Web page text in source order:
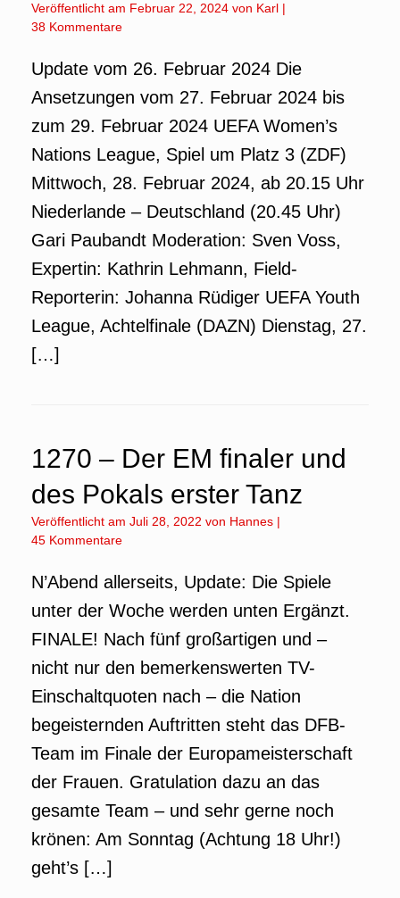
Veröffentlicht am Februar 22, 2024 von Karl |
38 Kommentare
Update vom 26. Februar 2024 Die
Ansetzungen vom 27. Februar 2024 bis
zum 29. Februar 2024 UEFA Women’s
Nations League, Spiel um Platz 3 (ZDF)
Mittwoch, 28. Februar 2024, ab 20.15 Uhr
Niederlande – Deutschland (20.45 Uhr)
Gari Paubandt Moderation: Sven Voss,
Expertin: Kathrin Lehmann, Field-
Reporterin: Johanna Rüdiger UEFA Youth
League, Achtelfinale (DAZN) Dienstag, 27.
[…]
1270 – Der EM finaler und
des Pokals erster Tanz
Veröffentlicht am Juli 28, 2022 von Hannes |
45 Kommentare
N’Abend allerseits, Update: Die Spiele
unter der Woche werden unten Ergänzt.
FINALE! Nach fünf großartigen und –
nicht nur den bemerkenswerten TV-
Einschaltquoten nach – die Nation
begeisternden Auftritten steht das DFB-
Team im Finale der Europameisterschaft
der Frauen. Gratulation dazu an das
gesamte Team – und sehr gerne noch
krönen: Am Sonntag (Achtung 18 Uhr!)
geht’s […]